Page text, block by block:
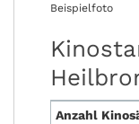
Beispielfoto
Anzahl